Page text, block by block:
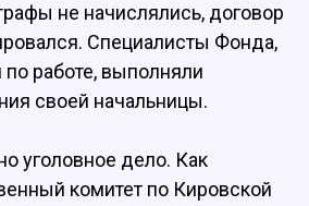
не начислялись, договор
Специалисты Фонда,
работе, выполняли
своей начальницы.
уголовное дело. Как
комитет по Кировской